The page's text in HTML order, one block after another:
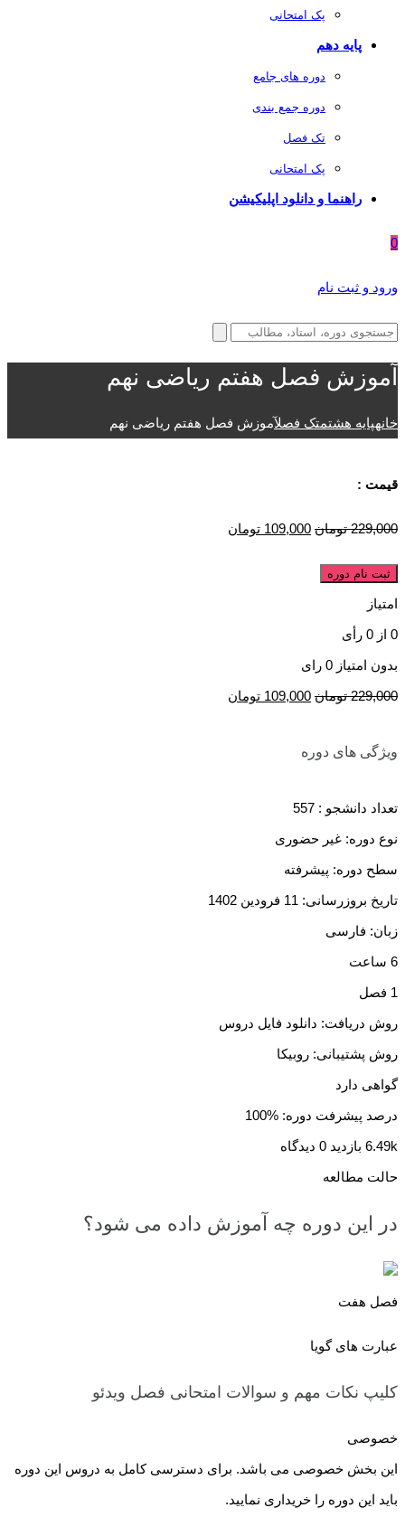
پک امتحانی
پایه دهم
دوره های جامع
دوره جمع بندی
تک فصل
پک امتحانی
راهنما و دانلود اپلیکیشن
0
ورود و ثبت نام
آموزش فصل هفتم ریاضی نهم
خانهپایه هشتمتک فصلآموزش فصل هفتم ریاضی نهم
قیمت :
229,000 تومان 109,000 تومان
ثبت نام دوره
امتیاز
0 از 0 رأی
بدون امتیاز 0 رای
229,000 تومان 109,000 تومان
ویژگی های دوره
تعداد دانشجو : 557
نوع دوره: غیر حضوری
سطح دوره: پیشرفته
تاریخ بروزرسانی: 11 فرودین 1402
زبان: فارسی
6 ساعت
1 فصل
روش دریافت: دانلود فایل دروس
روش پشتیبانی: روبیکا
گواهی دارد
درصد پیشرفت دوره: %100
6.49k بازدید
حالت مطالعه
در این دوره چه آموزش داده می شود؟
فصل هفت
عبارت های گویا
کلیپ نکات مهم و سوالات امتحانی فصل ویدئو
خصوصی
این بخش خصوصی می باشد. برای دسترسی کامل به دروس این دوره
باید این دوره را خریداری نمایید.